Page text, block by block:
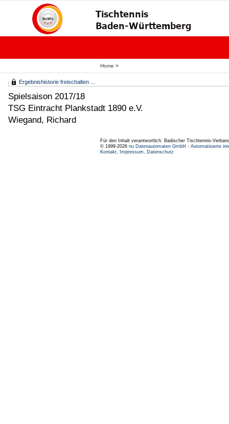
Home >
Ergebnishistorie freischalten ...
Spielsaison 2017/18
TSG Eintracht Plankstadt 1890 e.V.
Wiegand, Richard
Für den Inhalt verantwortlich: Badischer Tischtennis-
© 1999-2026 nu Datenautomaten GmbH - Automatisierte
Kontakt, Impressum, Datenschutz